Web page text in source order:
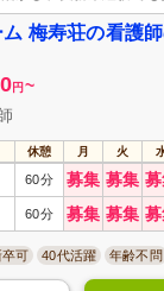
業務を通じて、ご入
可能で、近鉄生駒駅か
梅寿荘の看護
円 ~
休憩 月 火
60分 募集 募集
60分 募集 募集
卒可 40代活躍 年齢不問